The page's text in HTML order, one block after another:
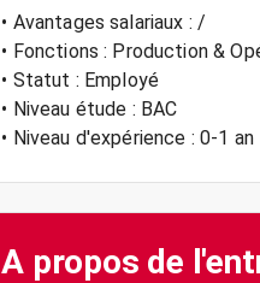
• Avantages salariaux : /
• Fonctions : Production &
• Statut : Employé
• Niveau étude : BAC
• Niveau d'expérience : 0-1 an
A propos de